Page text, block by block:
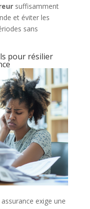
suffisamment
et éviter les
sans
pour résilier
assurance exige une